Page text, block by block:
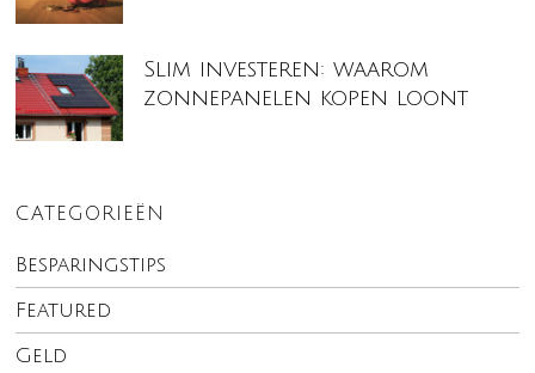
Slim investeren: waarom
zonnepanelen kopen loont
CATEGORIEËN
Besparingstips
Featured
Geld